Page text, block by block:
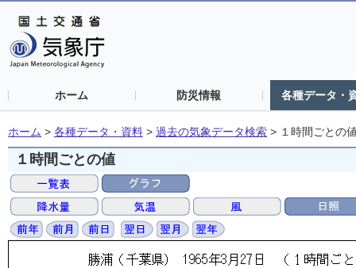
ホーム 防災情報 各種データ・
ホーム > 各種データ・資料 > 過去の気象データ検索 > １時間ごとの
１時間ごとの値